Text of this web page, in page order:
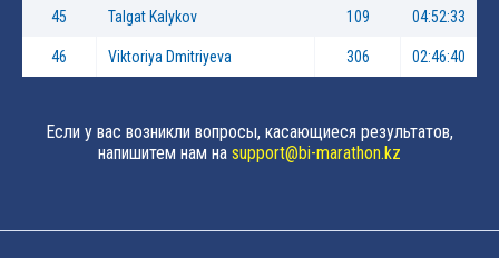
45 Talgat Kalykov 109 04:52:33
46 Viktoriya Dmitriyeva 306 02:46:40
Если у вас возникли вопросы, касающиеся результатов,
напишитем нам на support@bi-marathon.kz